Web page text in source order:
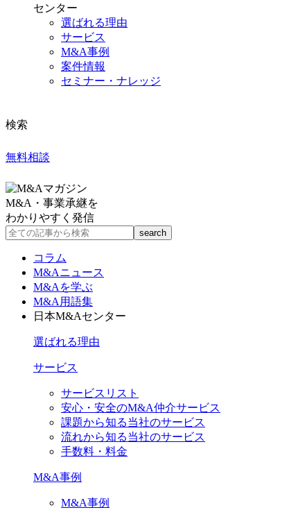
センター
選ばれる理由
サービス
M&A事例
案件情報
セミナー・ナレッジ
検索
無料相談
M&A・事業承継を
わかりやすく発信
コラム
M&Aニュース
M&Aを学ぶ
M&A用語集
日本M&Aセンター
選ばれる理由
サービス
サービスリスト
安心・安全のM&A仲介サービス
課題から知る当社のサービス
流れから知る当社のサービス
手数料・料金
M&A事例
M&A事例